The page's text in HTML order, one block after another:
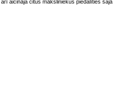
arī aicināja citus māksliniekus piedalīties šajā